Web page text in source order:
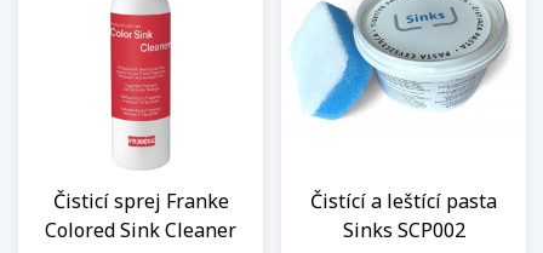
Čisticí sprej Franke
Colored Sink Cleaner
Čistící a leštící pasta
Sinks SCP002